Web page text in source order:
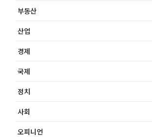
부동산
산업
경제
국제
정치
사회
오피니언